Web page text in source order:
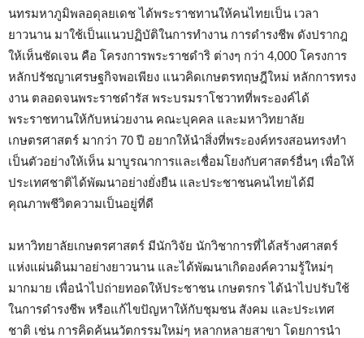
นทรมหาภูมิพลอดุลยเดช ได้พระราชทานให้คนไทยเป็น เวลา
ยาวนาน มาใช้เป็นแนวปฏิบัติในการทำงาน การดำรงชีพ ดังปรากฎ
ให้เห็นชัดเจน คือ โครงการพระราชดำริ ต่างๆ กว่า 4,000 โครงการ
หลักปรัชญาเศรษฐกิจพอเพียง แนวคิดเกษตรทฤษฎีใหม่ หลักการทรง
งาน ตลอดจนพระราชดำรัส พระบรมราโชวาทที่พระองค์ได้
พระราชทานให้กับหน่วยงาน คณะบุคคล และมหาวิทยาลัย
เกษตรศาสตร์ มากว่า 70 ปี อยากให้นำสิ่งที่พระองค์ทรงสอนทรงทำ
เป็นตัวอย่างให้เห็น มาบูรณาการและเชื่อมโยงกับศาสตร์อื่นๆ เพื่อให้
ประเทศชาติได้พัฒนาอย่างยั่งยืน และประชาชนคนไทยได้มี
คุณภาพชีวิตความเป็นอยู่ที่ดี
มหาวิทยาลัยเกษตรศาสตร์ มีนักวิจัย นักวิชาการที่ได้สร้างศาสตร์
แห่งแผ่นดินมาอย่างยาวนาน และได้พัฒนาเกิดองค์ความรู้ใหม่ๆ
มากมาย เพื่อนำไปถ่ายทอดให้ประชาชน เกษตรกร ได้นำไปปรับใช้
ในการดำรงชีพ หรือแก้ไขปัญหาให้กับชุมชน สังคม และประเทศ
ชาติ เช่น การคิดค้นนวัตกรรมใหม่ๆ หลากหลายสาขา โดยการนำ